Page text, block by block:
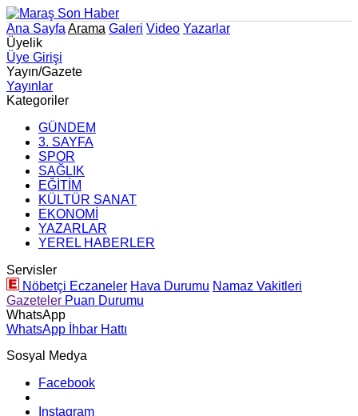
Ana Sayfa Arama Galeri Video Yazarlar
Üyelik
Üye Girişi
Yayın/Gazete
Yayınlar
Kategoriler
GÜNDEM
3. SAYFA
SPOR
SAĞLIK
EĞİTİM
KÜLTÜR SANAT
EKONOMİ
YAZARLAR
YEREL HABERLER
Servisler
Nöbetçi Eczaneler Hava Durumu Namaz Vakitleri
Gazeteler Puan Durumu
WhatsApp
WhatsApp İhbar Hattı
Sosyal Medya
Facebook
Instagram